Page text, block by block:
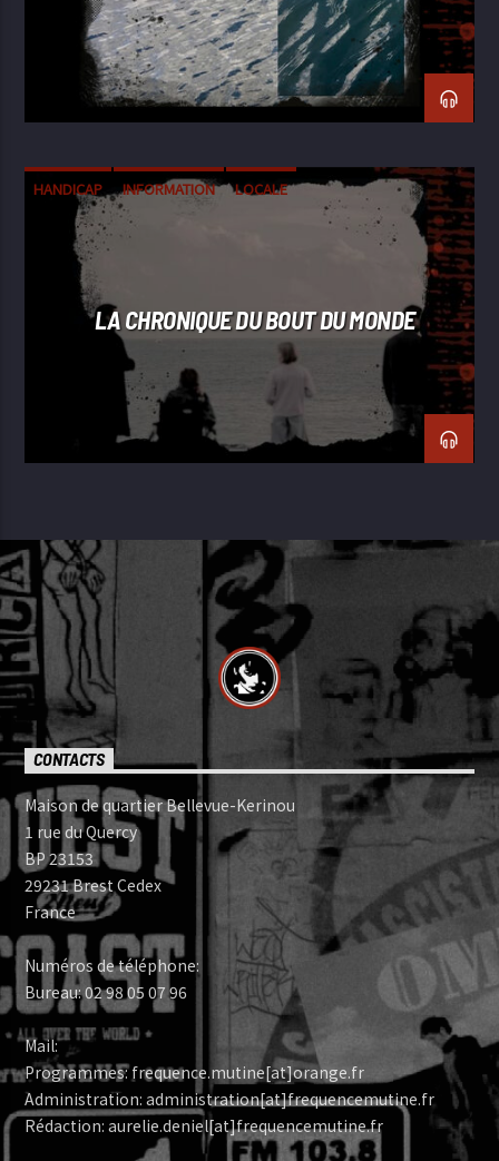
HANDICAP INFORMATION LOCALE
LA CHRONIQUE DU BOUT DU MONDE
CONTACTS
Maison de quartier Bellevue-Kerinou
1 rue du Quercy
BP 23153
29231 Brest Cedex
France
Numéros de téléphone:
Bureau: 02 98 05 07 96
Mail:
Programmes: frequence.mutine[at]orange.fr
Administration: administration[at]frequencemutine.fr
Rédaction: aurelie.deniel[at]frequencemutine.fr